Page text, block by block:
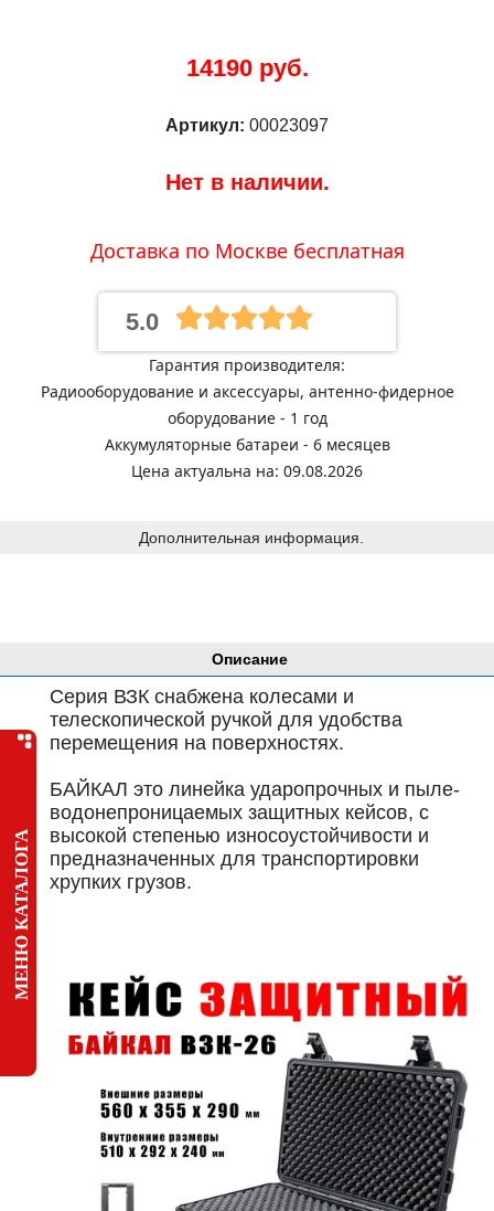
МЕНЮ КАТАЛОГА
Описание
Серия ВЗК снабжена колесами и
телескопической ручкой для удобства
перемещения на поверхностях.
БАЙКАЛ это линейка ударопрочных и пыле-
водонепроницаемых защитных кейсов, с
высокой степенью износоустойчивости и
предназначенных для транспортировки
хрупких грузов.
14190 руб.
Артикул: 00023097
Нет в наличии.
Доставка по Москве бесплатная
5.0
Гарантия производителя:
Радиооборудование и аксессуары, антенно-фидерное
оборудование - 1 год
Аккумуляторные батареи - 6 месяцев
Цена актуальна на: 09.08.2026
Дополнительная информация.